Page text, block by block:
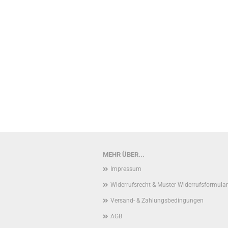
MEHR ÜBER...
Impressum
Widerrufsrecht & Muster-Widerrufsformular
Versand- & Zahlungsbedingungen
AGB